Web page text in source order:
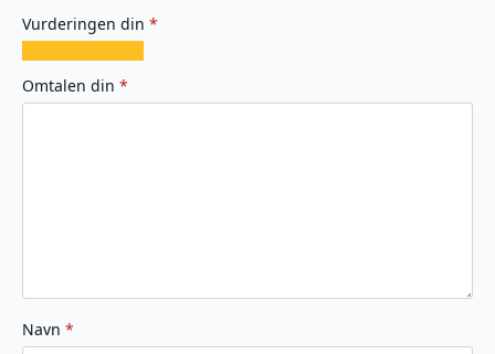
Vurderingen din *
av
5
av
5
av
5
av
5
av
5
Omtalen din *
Navn *